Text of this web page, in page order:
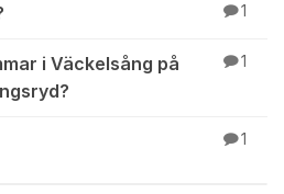
1
i Väckelsång på
1
1